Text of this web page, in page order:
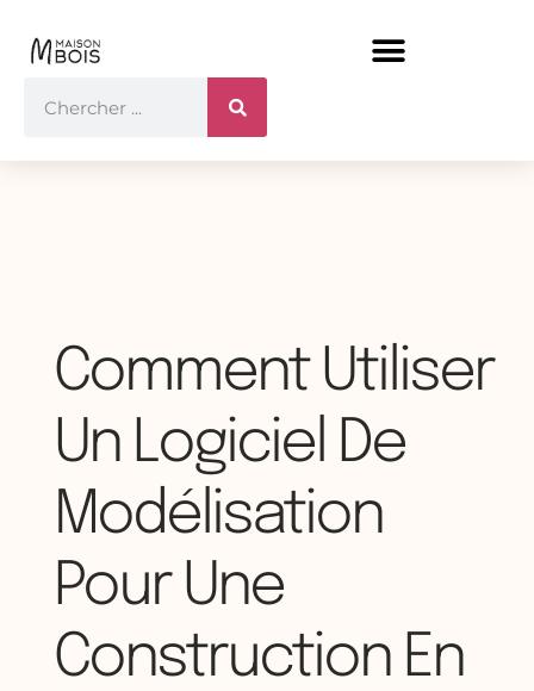
Comment Utiliser
Un Logiciel De
Modélisation
Pour Une
Construction En